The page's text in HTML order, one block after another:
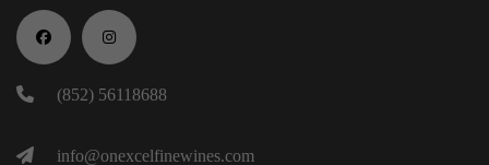
(852) 56118688
info@onexcelfinewines.com